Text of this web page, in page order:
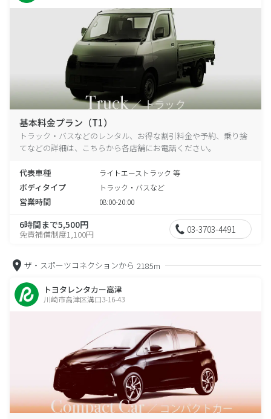
基本料金プラン（T1）
トラック・バスなどのレンタル、お得な割引料金や予約、乗り捨
てなどの詳細は、こちらから各店舗にお電話ください。
代表車種 ライトエーストラック 等
ボディタイプ トラック・バスなど
営業時間 08:00-20:00
6時間まで5,500円
免責補償制度1,100円 03-3703-4491
ザ・スポーツコネクションから 2185m
トヨタレンタカー高津
川崎市高津区溝口3-16-43